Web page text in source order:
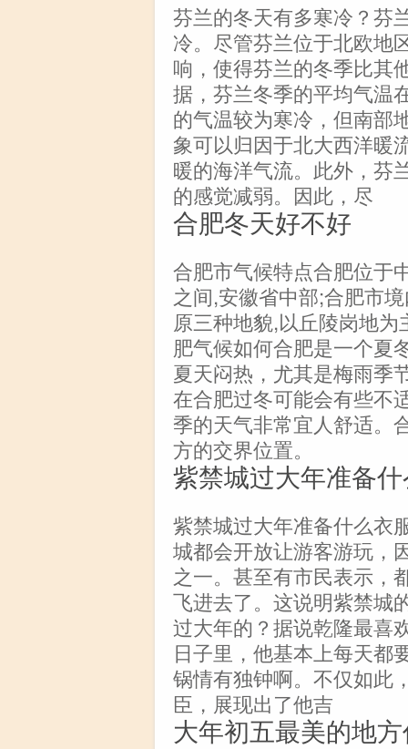
芬兰的冬天有多寒冷？芬
冷。尽管芬兰位于北欧地
响，使得芬兰的冬季比其
据，芬兰冬季的平均气
的气温较为寒冷，但南部
象可以归因于北大西洋暖
暖的海洋气流。此外，芬
的感觉减弱。因此，尽
合肥冬天好不好
合肥市气候特点合肥位于
之间,安徽省中部;合肥市
原三种地貌,以丘陵岗地
肥气候如何合肥是一个夏
夏天闷热，尤其是梅雨季
在合肥过冬可能会有些不
季的天气非常宜人舒适。
方的交界位置。
紫禁城过大年准备
紫禁城过大年准备什么衣
城都会开放让游客游玩，
之一。甚至有市民表示，
飞进去了。这说明紫禁城
过大年的？据说乾隆最喜
日子里，他基本上每天都
锅情有独钟啊。不仅如此
臣，展现出了他吉
大年初五最美的地